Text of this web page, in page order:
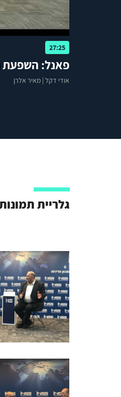
27:25
פאנל: השפעת
אודי דקל | מאיר אלרן
גלריית